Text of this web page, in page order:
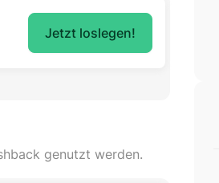
Jetzt loslegen!
genutzt werden.